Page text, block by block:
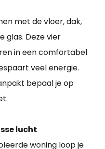
met de vloer, dak,
glas. Deze vier
in een comfortabel
veel energie.
bepaal je op
lucht
woning loop je